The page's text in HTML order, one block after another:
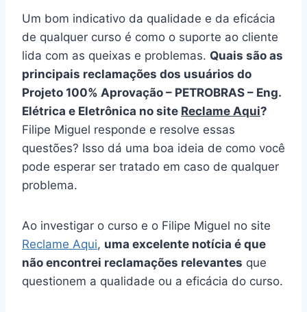
Um bom indicativo da qualidade e da eficácia
de qualquer curso é como o suporte ao cliente
lida com as queixas e problemas. Quais são as
principais reclamações dos usuários do
Projeto 100% Aprovação – PETROBRAS – Eng.
Elétrica e Eletrônica no site Reclame Aqui?
Filipe Miguel responde e resolve essas
questões? Isso dá uma boa ideia de como você
pode esperar ser tratado em caso de qualquer
problema.
Ao investigar o curso e o Filipe Miguel no site
Reclame Aqui, uma excelente notícia é que
não encontrei reclamações relevantes que
questionem a qualidade ou a eficácia do curso.